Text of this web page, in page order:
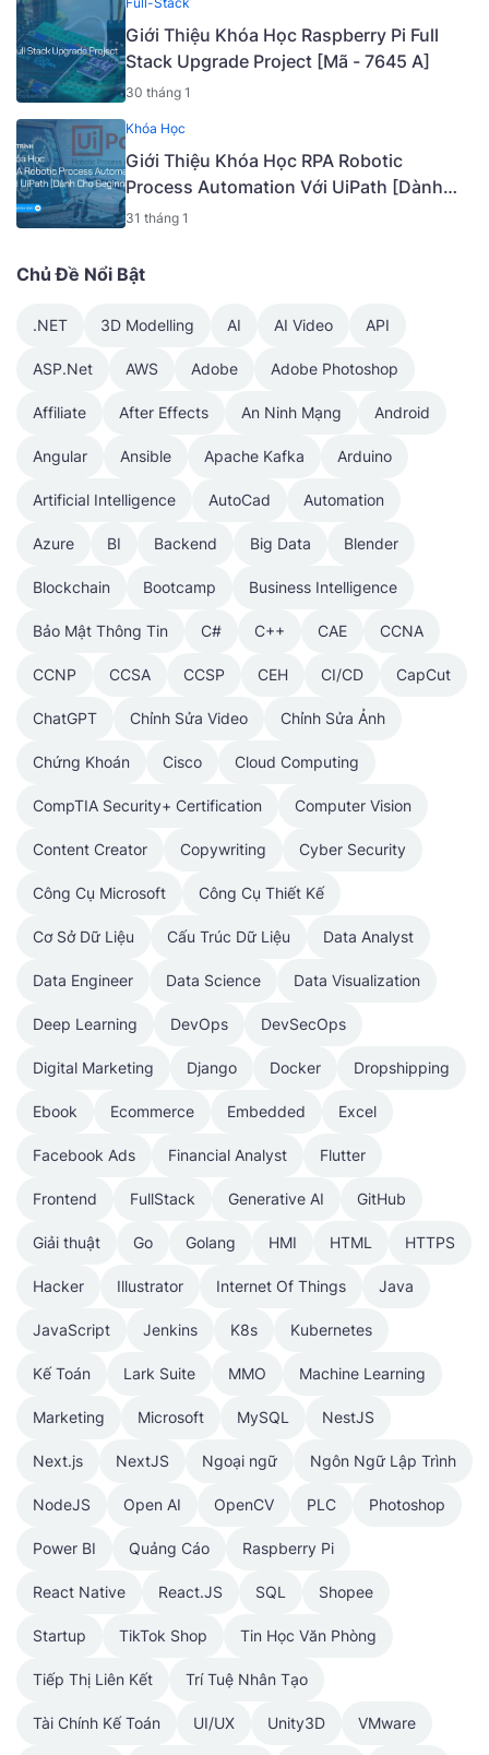
Giới Thiệu Khóa Học Raspberry Pi Full
Stack Upgrade Project [Mã - 7645 A]
30 tháng 1
Khóa Học
Giới Thiệu Khóa Học RPA Robotic
Process Automation Với UiPath [Dành
Cho Beginner] [Mã - 7650 A]
31 tháng 1
Chủ Đề Nổi Bật
.NET 3D Modelling AI AI Video API
ASP.Net AWS Adobe Adobe Photoshop
Affiliate After Effects An Ninh Mạng Android
Angular Ansible Apache Kafka Arduino
Artificial Intelligence AutoCad Automation
Azure BI Backend Big Data Blender
Blockchain Bootcamp Business Intelligence
Bảo Mật Thông Tin C# C++ CAE CCNA
CCNP CCSA CCSP CEH CI/CD CapCut
ChatGPT Chỉnh Sửa Video Chỉnh Sửa Ảnh
Chứng Khoán Cisco Cloud Computing
CompTIA Security+ Certification Computer Vision
Content Creator Copywriting Cyber Security
Công Cụ Microsoft Công Cụ Thiết Kế
Cơ Sở Dữ Liệu Cấu Trúc Dữ Liệu Data Analyst
Data Engineer Data Science Data Visualization
Deep Learning DevOps DevSecOps
Digital Marketing Django Docker Dropshipping
Ebook Ecommerce Embedded Excel
Facebook Ads Financial Analyst Flutter
Frontend FullStack Generative AI GitHub
Giải thuật Go Golang HMI HTML HTTPS
Hacker Illustrator Internet Of Things Java
JavaScript Jenkins K8s Kubernetes
Kế Toán Lark Suite MMO Machine Learning
Marketing Microsoft MySQL NestJS
Next.js NextJS Ngoại ngữ Ngôn Ngữ Lập Trình
NodeJS Open AI OpenCV PLC Photoshop
Power BI Quảng Cáo Raspberry Pi
React Native React.JS SQL Shopee
Startup TikTok Shop Tin Học Văn Phòng
Tiếp Thị Liên Kết Trí Tuệ Nhân Tạo
Tài Chính Kế Toán UI/UX Unity3D VMware